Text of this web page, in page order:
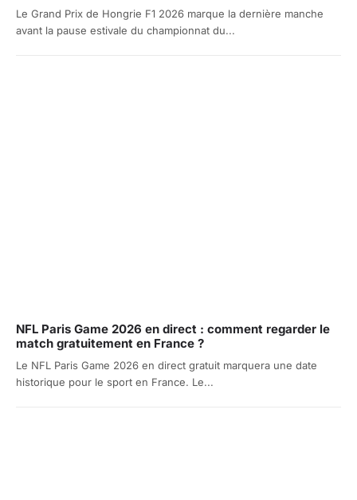
Le Grand Prix de Hongrie F1 2026 marque la dernière manche
avant la pause estivale du championnat du...
NFL Paris Game 2026 en direct : comment regarder le
match gratuitement en France ?
Le NFL Paris Game 2026 en direct gratuit marquera une date
historique pour le sport en France. Le...